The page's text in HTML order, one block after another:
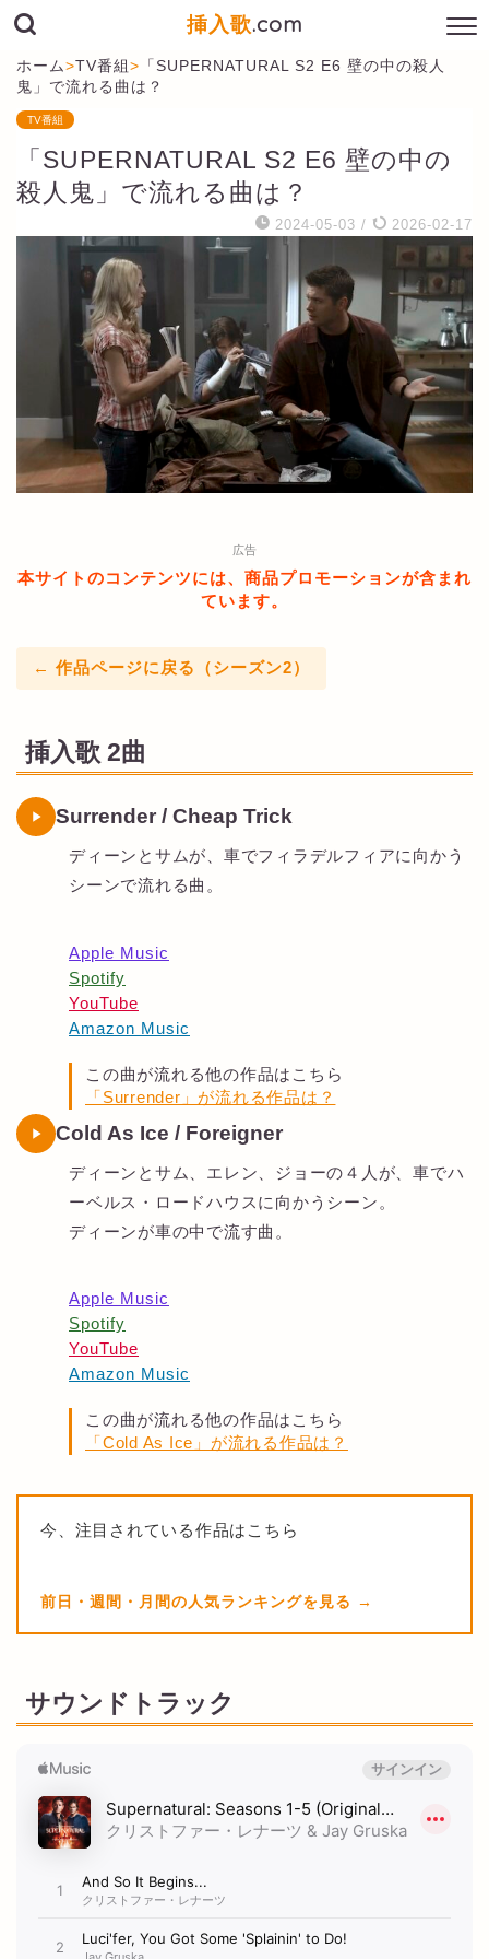
挿入歌.com
ホーム>TV番組> 「SUPERNATURAL S2 E6 壁の中の殺人
鬼」で流れる曲は？
TV番組
「SUPERNATURAL S2 E6 壁の中の
殺人鬼」で流れる曲は？
2024-05-03 / 2026-02-17
広告
本サイトのコンテンツには、商品プロモーションが含まれ
ています。
← 作品ページに戻る（シーズン2）
挿入歌 2曲
Surrender / Cheap Trick
ディーンとサムが、車でフィラデルフィアに向かう
シーンで流れる曲。
Apple Music
Spotify
YouTube
Amazon Music
この曲が流れる他の作品はこちら
「Surrender」が流れる作品は？
Cold As Ice / Foreigner
ディーンとサム、エレン、ジョーの４人が、車でハ
ーベルス・ロードハウスに向かうシーン。
ディーンが車の中で流す曲。
Apple Music
Spotify
YouTube
Amazon Music
この曲が流れる他の作品はこちら
「Cold As Ice」が流れる作品は？
今、注目されている作品はこちら
前日・週間・月間の人気ランキングを見る
サウンドトラック